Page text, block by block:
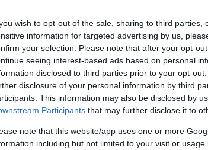
wish to opt-out of the sale, sharing to third parties,
information for targeted advertising by us,
your selection. Please note that after your opt-
seeing interest-based ads based on personal
disclosed to third parties prior to your opt-
disclosure of your personal information by third
This information may also be disclosed by
Participants that may further disclose it to
note that this website/app uses one or more
including but not limited to your visit or
tenger része, az Isztriai-félsziget, a
az addigi 2019-es rekordévet is
létszáma és vendégéjszakáinak. A
A Kvarner területén megdőlt az
2024-ben.